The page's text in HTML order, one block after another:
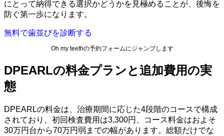
にとって納得できる選択かどうかを見極めることが、後悔を
防ぐ第一歩になります。
無料で歯並びを診断する
Oh my teethの予約フォームにジャンプします
DPEARLの料金プランと追加費用の実
態
DPEARLの料金は、治療期間に応じた4段階のコースで構成
されており、初回検査費用は3,300円、コース料金はおよそ
30万円台から70万円弱までの幅があります。総額だけでな